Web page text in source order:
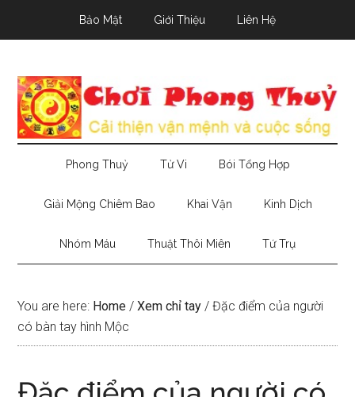
Bảo Mật Giới Thiệu Liên Hệ
Phong Thuỷ Tử Vi Bói Tổng Hợp
Giải Mộng Chiêm Bao Khai Vận Kinh Dịch
Nhóm Máu Thuật Thôi Miên Tứ Trụ
You are here: Home / Xem chỉ tay / Đặc điểm của người
có bàn tay hình Mộc